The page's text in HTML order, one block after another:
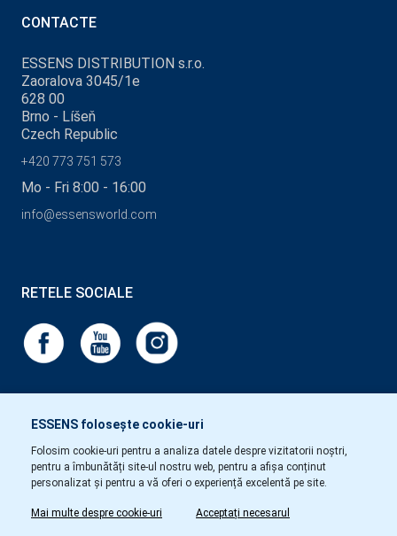
ESSENS folosește cookie-uri
Folosim cookie-uri pentru a analiza datele despre vizitatorii noștri,
pentru a îmbunătăți site-ul nostru web, pentru a afișa conținut
personalizat și pentru a vă oferi o experiență excelentă pe site.
Mai multe despre cookie-uri Acceptați necesarul
CONTACTE
ESSENS DISTRIBUTION s.r.o.
Zaoralova 3045/1e
628 00
Brno - Líšeň
Czech Republic
+420 773 751 573
Mo - Fri 8:00 - 16:00
info@essensworld.com
RETELE SOCIALE